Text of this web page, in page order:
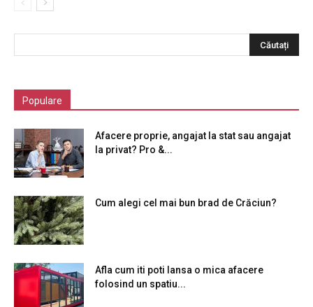
Populare
Afacere proprie, angajat la stat sau angajat
la privat? Pro &...
Cum alegi cel mai bun brad de Crăciun?
Afla cum iti poti lansa o mica afacere
folosind un spatiu...